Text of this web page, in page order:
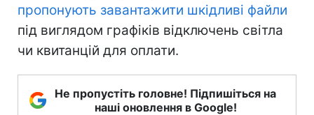
пропонують завантажити шкідливі файли
під виглядом графіків відключень світла
чи квитанцій для оплати.
Не пропустіть головне! Підпишіться на
наші оновлення в Google!